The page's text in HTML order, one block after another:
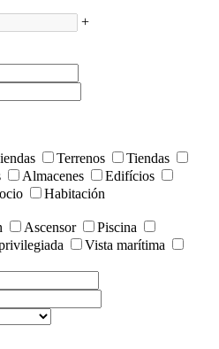
+
Terrenos
Tiendas
Almacenes
Edifícios
Habitación
Ascensor
Piscina
Vista marítima